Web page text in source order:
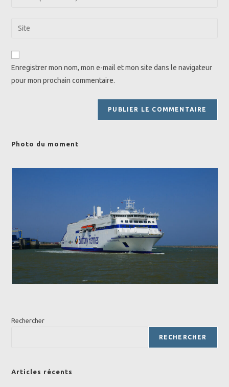
address
comment
Saisir
de
Enregistrer mon nom, mon e-mail et mon site dans le navigateur
pour mon prochain commentaire.
Photo du moment
Rechercher
RECHERCHER
Articles récents